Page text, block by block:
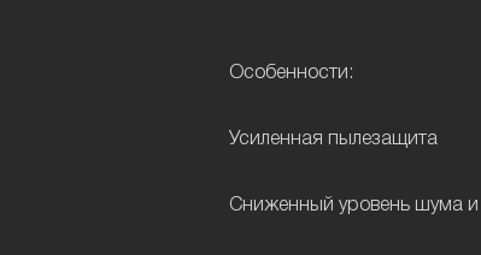
Особенности:
Усиленная пылезащита
Сниженный уровень шума